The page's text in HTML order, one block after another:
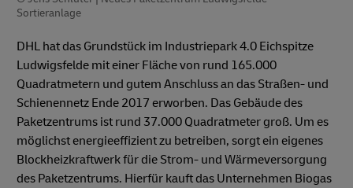
Sortieranlage
DHL hat das Grundstück im Industriepark 4.0 Eichspitze
Ludwigsfelde mit einer Fläche von rund 165.000
Quadratmetern und gutem Anschluss an das Straßen- und
Schienennetz Ende 2017 erworben. Das Gebäude des
Paketzentrums ist rund 37.000 Quadratmeter groß. Um es
möglichst energieeffizient zu betreiben, sorgt ein eigenes
Blockheizkraftwerk für die Strom- und Wärmeversorgung
des Paketzentrums. Hierfür kauft das Unternehmen Biogas